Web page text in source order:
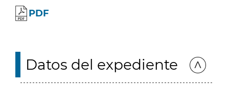
PDF
Datos del expediente